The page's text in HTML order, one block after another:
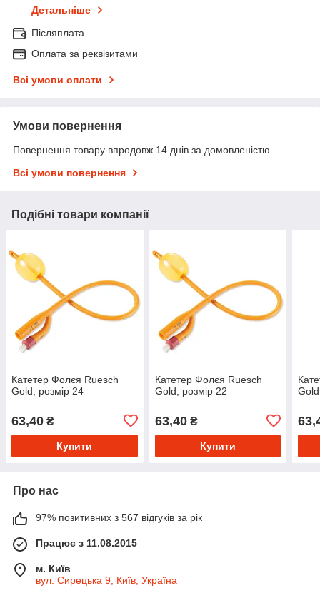
Детальніше
Післяплата
Оплата за реквізитами
Всі умови оплати
Умови повернення
Повернення товару впродовж 14 днів за домовленістю
Всі умови повернення
Подібні товари компанії
Катетер Фолєя Ruesch
Gold, розмір 24
63,40 ₴
Купити
Катетер Фолєя Ruesch
Gold, розмір 22
63,40₴
Купити
Про нас
97% позитивних з 567 відгуків за рік
Працює з 11.08.2015
м. Київ
вул. Сирецька 9, Київ, Україна